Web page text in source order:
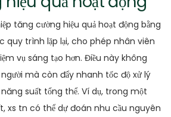
tăng cường hiệu quả hoạt động bằng
quy trình lặp lại, cho phép nhân viên
vụ sáng tạo hơn. Điều này không
mà còn đẩy nhanh tốc độ xử lý
suất tổng thể. Ví dụ, trong một
xs tn có thể dự đoán nhu cầu nguyên